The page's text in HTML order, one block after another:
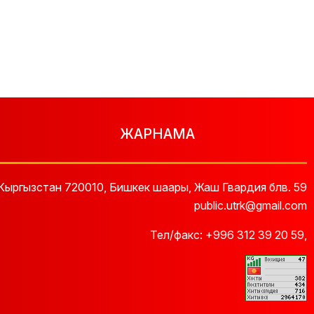
ЖАРНАМА
720010, Бишкек шаары, Жаш Гвардия блв. 59
public.utrk@gmail.com
Тел/факс: +996 312 39 20 59